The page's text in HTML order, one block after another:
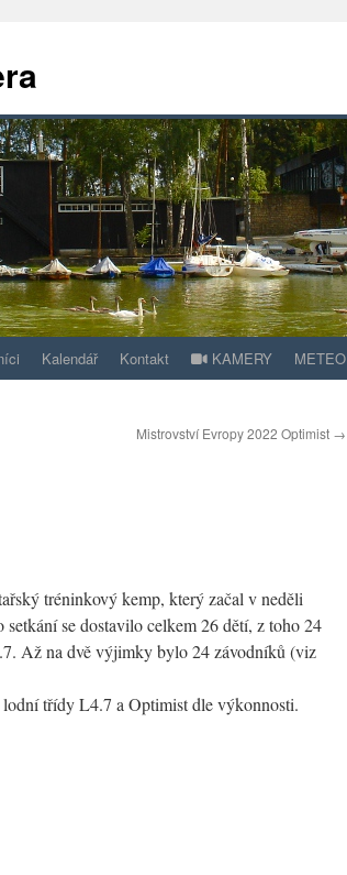
Kalendář Kontakt KAMERY METEO
Mistrovství Evropy 2022 Optimist →
tréninkový kemp, který začal v neděli
se dostavilo celkem 26 dětí, z toho 24
Až na dvě výjimky bylo 24 závodníků (viz
třídy L4.7 a Optimist dle výkonnosti.